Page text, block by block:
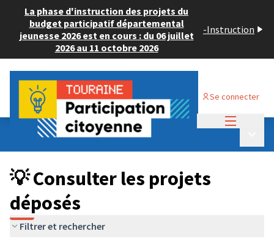
La phase d'instruction des projets du
budget participatif départemental
jeunesse 2026 est en cours : du 06 juillet
2026 au 11 octobre 2026
-Instruction
Se connecter
Budget Participatif JEUNESSE 2024
💡 Consulter les projets déposés
💡 Consulter les projets
déposés
Filtrer et rechercher